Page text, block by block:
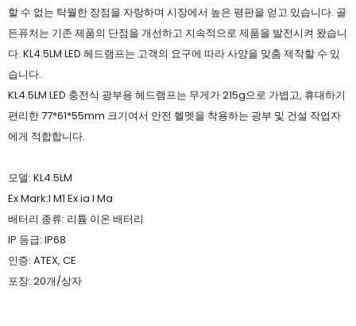
할 수 없는 탁월한 장점을 자랑하며 시장에서 높은 평판을 얻고 있습니다. 골
든퓨처는 기존 제품의 단점을 개선하고 지속적으로 제품을 발전시켜 왔습니
다. KL4.5LM LED 헤드램프는 고객의 요구에 따라 사양을 맞춤 제작할 수 있
습니다.
KL4.5LM LED 충전식 광부용 헤드램프는 무게가 215g으로 가볍고, 휴대하기
편리한 77*61*55mm 크기여서 안전 헬멧을 착용하는 광부 및 건설 작업자
에게 적합합니다.
모델: KL4.5LM
Ex Mark:I M1 Ex ia I Ma
배터리 종류: 리튬 이온 배터리
IP 등급: IP68
인증: ATEX, CE
포장: 20개/상자